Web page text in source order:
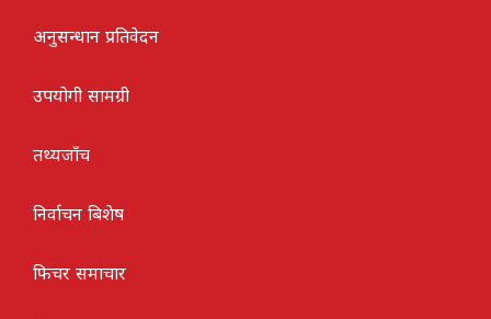
अनुसन्धान प्रतिवेदन
उपयोगी सामग्री
तथ्यजाँच
निर्वाचन बिशेष
फिचर समाचार